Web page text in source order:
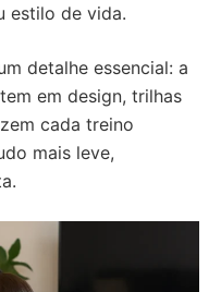
estilo de vida.
detalhe essencial: a
em design, trilhas
cada treino
mais leve,